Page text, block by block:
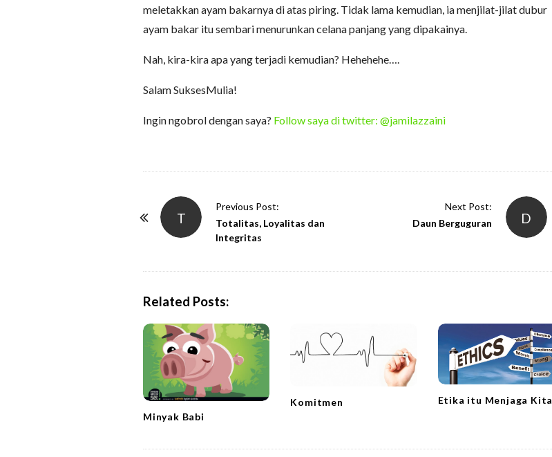
meletakkan ayam bakarnya di atas piring. Tidak lama kemudian, ia menjilat-jilat dubur
ayam bakar itu sembari menurunkan celana panjang yang dipakainya.
Nah, kira-kira apa yang terjadi kemudian? Hehehehe….
Salam SuksesMulia!
Ingin ngobrol dengan saya? Follow saya di twitter: @jamilazzaini
T
Previous Post:
Totalitas, Loyalitas dan
Integritas
D
Next Post:
Daun Berguguran
Related Posts:
Minyak Babi
Komitmen Etika itu Menjaga Kita